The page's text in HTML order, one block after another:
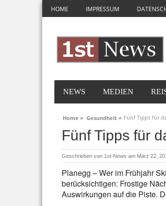
HOME IMPRESSUM
NEWS MEDIEN
Home » Gesundheit » Fünf Tipps für
Fünf Tipps für
Geschrieben von 1st-News am März 22,
Planegg – Wer im Frühjahr
berücksichtigen: Frostige
Auswirkungen auf die Piste.